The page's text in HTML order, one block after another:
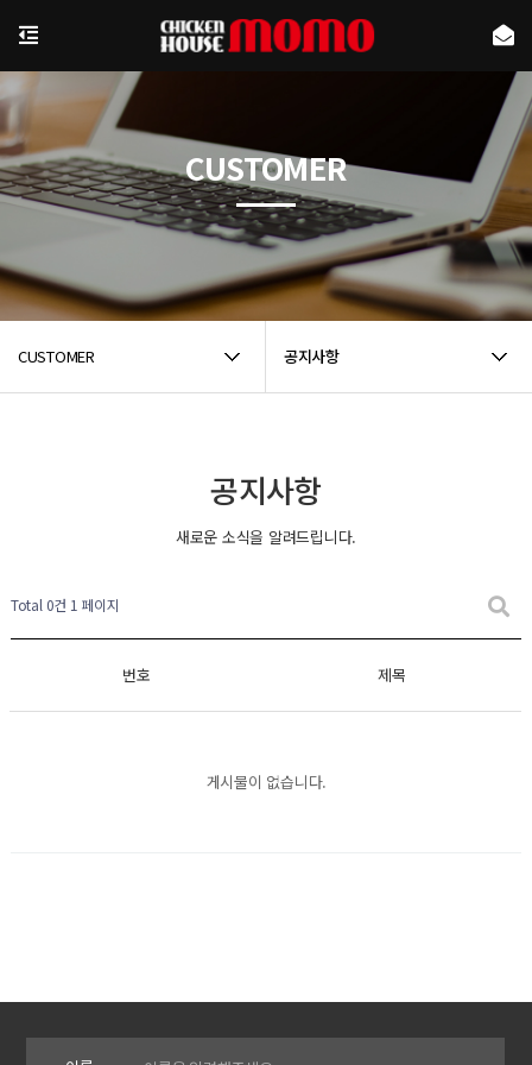
CUSTOMER 공지사항
CUSTOMER
공지사항
새로운 소식을 알려드립니다.
Total 0건 1 페이지
번호 제목
게시물이 없습니다.